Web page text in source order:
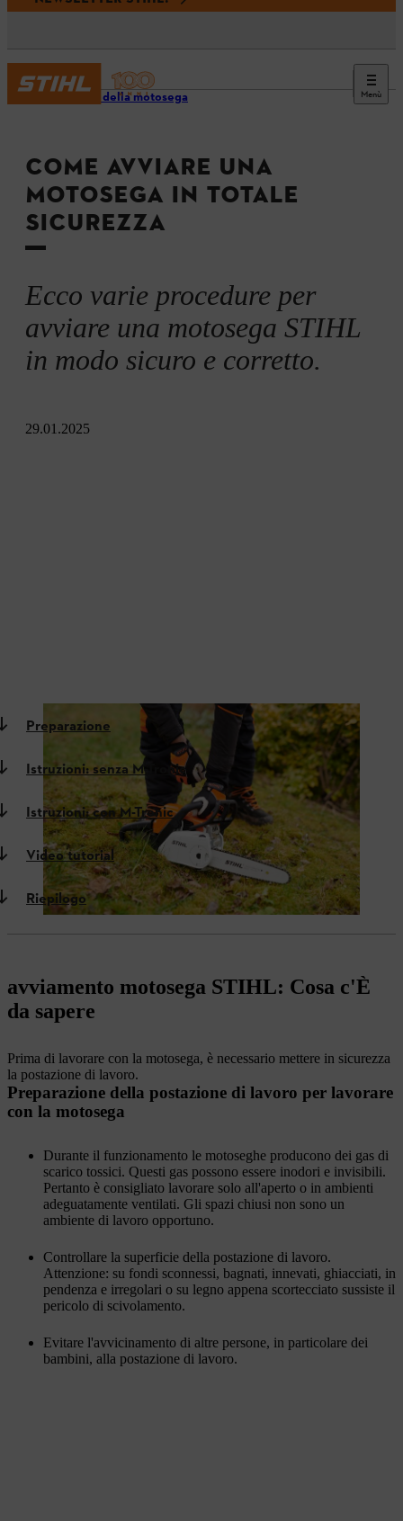
Menù
Utilizzo della motosega
COME AVVIARE UNA
MOTOSEGA IN TOTALE
SICUREZZA
Ecco varie procedure per
avviare una motosega STIHL
in modo sicuro e corretto.
29.01.2025
Preparazione
Istruzioni: senza M-Tronic
Istruzioni: con M-Tronic
Video tutorial
Riepilogo
avviamento motosega STIHL: Cosa c'È
da sapere
Prima di lavorare con la motosega, è necessario mettere in sicurezza
la postazione di lavoro.
Preparazione della postazione di lavoro per lavorare
con la motosega
Durante il funzionamento le motoseghe producono dei gas di
scarico tossici. Questi gas possono essere inodori e invisibili.
Pertanto è consigliato lavorare solo all'aperto o in ambienti
adeguatamente ventilati. Gli spazi chiusi non sono un
ambiente di lavoro opportuno.
Controllare la superficie della postazione di lavoro.
Attenzione: su fondi sconnessi, bagnati, innevati, ghiacciati, in
pendenza e irregolari o su legno appena scortecciato sussiste il
pericolo di scivolamento.
Evitare l'avvicinamento di altre persone, in particolare dei
bambini, alla postazione di lavoro.